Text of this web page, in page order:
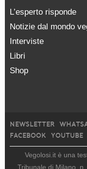
L’esperto risponde
Notizie dal mondo
Interviste
Libri
Shop
NEWSLETTER
FACEBOOK
YOUTUBE
Vegolosi.it è una
Tribunale di Milano,